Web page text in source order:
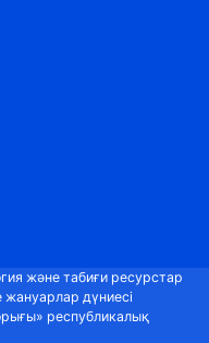
және табиғи ресурстар
дүниесі
республикалық